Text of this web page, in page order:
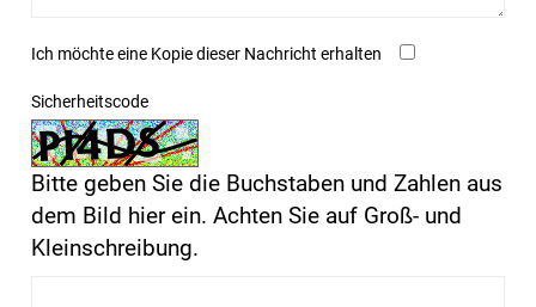
Ich möchte eine Kopie dieser Nachricht erhalten
Sicherheitscode
Bitte geben Sie die Buchstaben und Zahlen aus
dem Bild hier ein. Achten Sie auf Groß- und
Kleinschreibung.